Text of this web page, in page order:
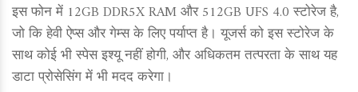
इस फोन में 12GB DDR5X RAM और 512GB UFS 4.0 स्टोरेज है,
जो कि हेवी ऐप्स और गेम्स के लिए पर्याप्त है। यूजर्स को इस स्टोरेज के
साथ कोई भी स्पेस इश्यू नहीं होगी, और अधिकतम तत्परता के साथ यह
डाटा प्रोसेसिंग में भी मदद करेगा।